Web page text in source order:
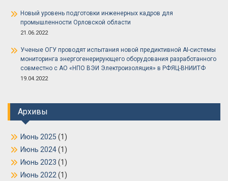
Новый уровень подготовки инженерных кадров для
промышленности Орловской области
21.06.2022
Ученые ОГУ проводят испытания новой предиктивной AI-системы
мониторинга энергогенерирующего оборудования разработанного
совместно с АО «НПО ВЭИ Электроизоляция» в РФЯЦ-ВНИИТФ
19.04.2022
Архивы
Июнь 2025 (1)
Июнь 2024(1)
Июнь 2023 (1)
Июнь 2022 (1)